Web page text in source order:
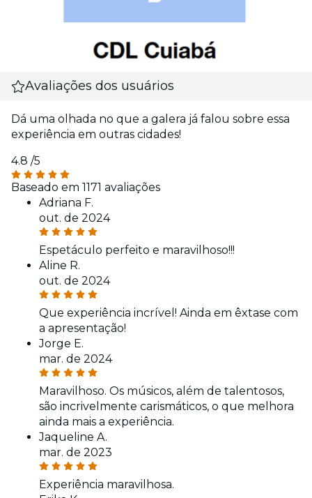
Avaliações dos usuários
Dá uma olhada no que a galera já falou sobre essa
experiência em outras cidades!
4.8 /5
Baseado em 1171 avaliações
Adriana F.
out. de 2024
Espetáculo perfeito e maravilhoso!!!
Aline R.
out. de 2024
Que experiência incrível! Ainda em êxtase com
a apresentação!
Jorge E.
mar. de 2024
Maravilhoso. Os músicos, além de talentosos,
são incrivelmente carismáticos, o que melhora
ainda mais a experiência.
Jaqueline A.
mar. de 2023
Experiência maravilhosa.